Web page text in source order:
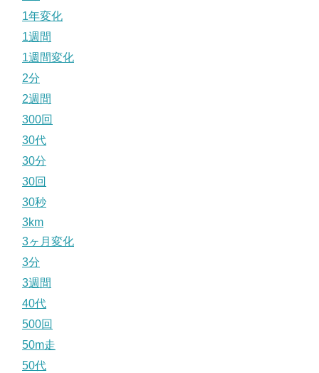
1年変化
1週間
1週間変化
2分
2週間
300回
30代
30分
30回
30秒
3km
3ヶ月変化
3分
3週間
40代
500回
50m走
50代